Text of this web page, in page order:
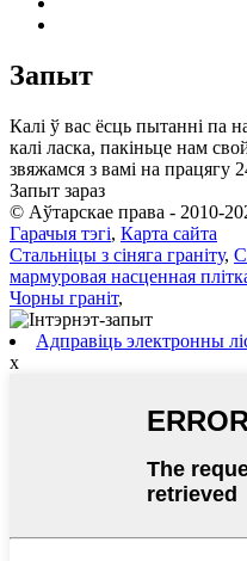
Запыт
Калі ў вас ёсць пытанні па
калі ласка, пакіньце нам
звяжамся з вамі на працягу
Запыт зараз
© Аўтарскае права - 2010-
Гарачыя тэгі, Карта сайта
Стальніцы з сіняга граніту,
мармуровая насценная
Чорны граніт,
Адправіць электронны
x